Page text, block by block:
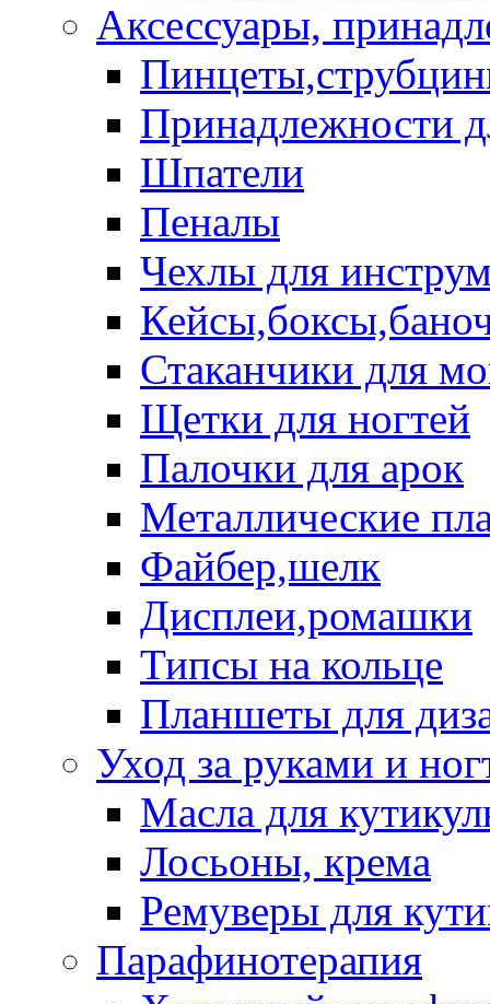
Аксессуары,
Принадлежности
Шпатели
Пеналы
Чехлы для
Стаканчики для
Щетки для ногтей
Палочки для арок
Металлические
Файбер,шелк
Дисплеи,ромашки
Типсы на кольце
Планшеты для
Уход за руками и
Масла для
Лосьоны, крема
Ремуверы для
Парафинотерапия